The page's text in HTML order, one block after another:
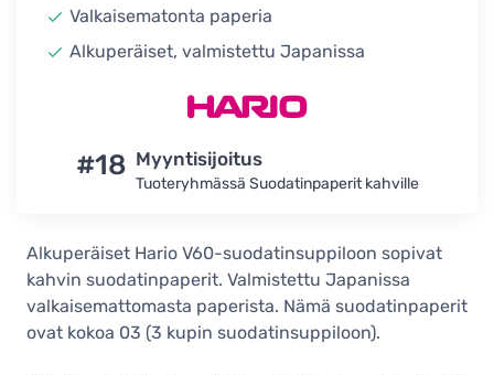
Valkaisematonta paperia
Alkuperäiset, valmistettu Japanissa
#18 Myyntisijoitus
Tuoteryhmässä Suodatinpaperit kahville
Alkuperäiset Hario V60-suodatinsuppiloon sopivat
kahvin suodatinpaperit. Valmistettu Japanissa
valkaisemattomasta paperista. Nämä suodatinpaperit
ovat kokoa 03 (3 kupin suodatinsuppiloon).